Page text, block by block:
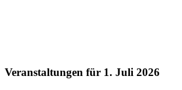
Veranstaltungen für 1. Juli 2026